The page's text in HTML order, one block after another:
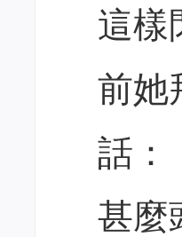
這樣
前她
話：
甚麼